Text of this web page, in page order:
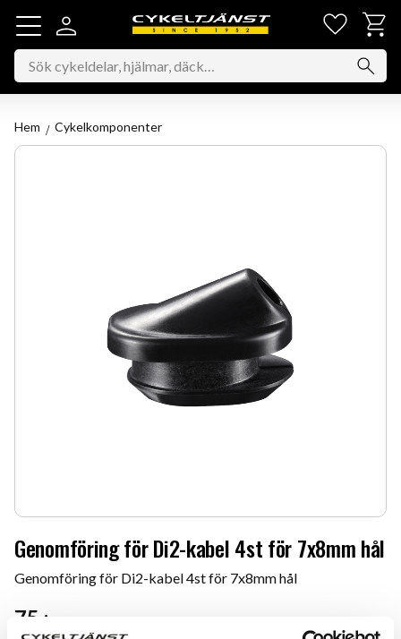
Meny
Hem Cykelkomponenter
Genomföring för Di2-kabel 4st för 7x8mm hål
Genomföring för Di2-kabel 4st för 7x8mm hål
75 :-